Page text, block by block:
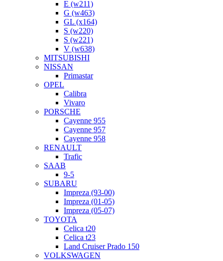
E (w211)
G (w463)
GL (x164)
S (w220)
S (w221)
V (w638)
MITSUBISHI
NISSAN
Primastar
OPEL
Calibra
Vivaro
PORSCHE
Cayenne 955
Cayenne 957
Cayenne 958
RENAULT
Trafic
SAAB
9-5
SUBARU
Impreza (93-00)
Impreza (01-05)
Impreza (05-07)
TOYOTA
Celica t20
Celica t23
Land Cruiser Prado 150
VOLKSWAGEN